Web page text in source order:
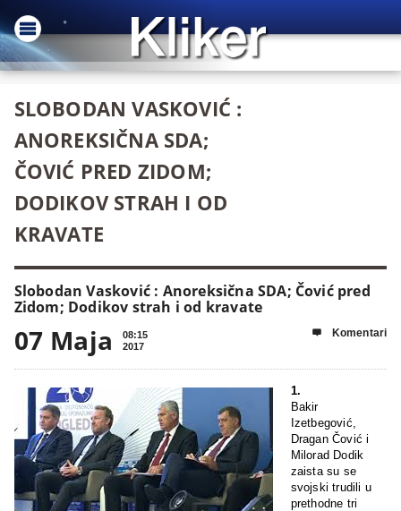
SLOBODAN VASKOVIĆ :
ANOREKSIČNA SDA;
ČOVIĆ PRED ZIDOM;
DODIKOV STRAH I OD
KRAVATE
Slobodan Vasković : Anoreksična SDA; Čović pred
Zidom; Dodikov strah i od kravate
07 Maja
08:15
2017
 Komentari
1.
Bakir
Izetbegović,
Dragan Čović i
Milorad Dodik
zaista su se
svojski trudili u
prethodne tri